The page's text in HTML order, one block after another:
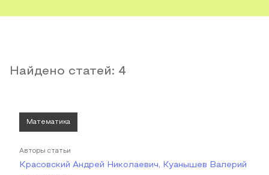
Найдено статей: 4
Математика
Авторы статьи
Красовский Андрей Николаевич, Куанышев Валерий